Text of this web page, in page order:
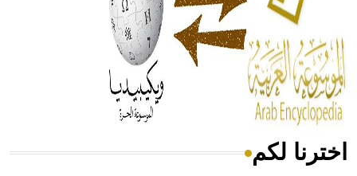
- هل تعلم أن المرجان إفراز حيواني يتكون في البحر ويتركب
من مادة كربونات الكلسيوم، وهو أحمر أو شديد الحمرة وهو
أجود أنواعه، ويمتاز بكبر الحجم ويسمى الش
هل تعلم أن الأبسيد كلمة فرنسية اللفظ تم اعتمادها مصطلحاً
اخترنا لكم